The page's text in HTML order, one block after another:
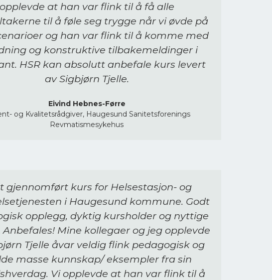
opplevde at han var flink til å få alle
til å føle seg trygge når vi øvde på
og han var flink til å komme med
og konstruktive tilbakemeldinger i
HSR kan absolutt anbefale kurs levert
av Sigbjørn Tjelle.
Eivind Hebnes-Førre
og Kvalitetsrådgiver, Haugesund Sanitetsforenings
Revmatismesykehus
gjennomført kurs for Helsestasjon- og
i Haugesund kommune. Godt
opplegg, dyktig kursholder og nyttige
Anbefales! Mine kollegaer og jeg opplevde
Tjelle åvar veldig flink pedagogisk og
masse kunnskap/ eksempler fra sin
Vi opplevde at han var flink til å